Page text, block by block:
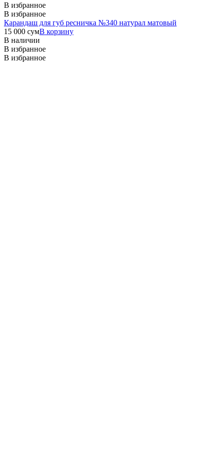
В избранное
В избранное
Карандаш для губ ресничка №340 натурал матовый
15 000 сумВ корзину
В наличии
В избранное
В избранное